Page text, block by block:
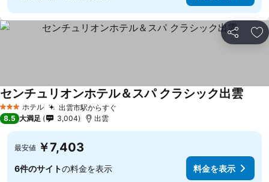
シェア お
3 ホテルのランク
ホテル 出雲市駅からすぐ
センチュリオンホテル＆スパ クラシック出雲
8.5 大満足 3,004 出雲
最安値 ￥7,403
6件のサイトの料金を表示 料金を表示